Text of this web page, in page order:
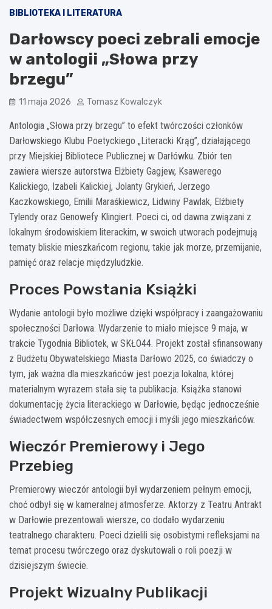
BIBLIOTEKA I LITERATURA
Darłowscy poeci zebrali emocje
w antologii „Słowa przy
brzegu”
11 maja 2026 Tomasz Kowalczyk
Antologia „Słowa przy brzegu” to efekt twórczości członków
Darłowskiego Klubu Poetyckiego „Literacki Krąg”, działającego
przy Miejskiej Bibliotece Publicznej w Darłówku. Zbiór ten
zawiera wiersze autorstwa Elżbiety Gagjew, Ksawerego
Kalickiego, Izabeli Kalickiej, Jolanty Grykień, Jerzego
Kaczkowskiego, Emilii Maraśkiewicz, Lidwiny Pawlak, Elżbiety
Tylendy oraz Genowefy Klingiert. Poeci ci, od dawna związani z
lokalnym środowiskiem literackim, w swoich utworach podejmują
tematy bliskie mieszkańcom regionu, takie jak morze, przemijanie,
pamięć oraz relacje międzyludzkie.
Proces Powstania Książki
Wydanie antologii było możliwe dzięki współpracy i zaangażowaniu
społeczności Darłowa. Wydarzenie to miało miejsce 9 maja, w
trakcie Tygodnia Bibliotek, w SKŁO44. Projekt został sfinansowany
z Budżetu Obywatelskiego Miasta Darłowo 2025, co świadczy o
tym, jak ważna dla mieszkańców jest poezja lokalna, której
materialnym wyrazem stała się ta publikacja. Książka stanowi
dokumentację życia literackiego w Darłowie, będąc jednocześnie
świadectwem współczesnych emocji i myśli jego mieszkańców.
Wieczór Premierowy i Jego
Przebieg
Premierowy wieczór antologii był wydarzeniem pełnym emocji,
choć odbył się w kameralnej atmosferze. Aktorzy z Teatru Antrakt
w Darłowie prezentowali wiersze, co dodało wydarzeniu
teatralnego charakteru. Poeci dzielili się osobistymi refleksjami na
temat procesu twórczego oraz dyskutowali o roli poezji w
dzisiejszym świecie.
Projekt Wizualny Publikacji